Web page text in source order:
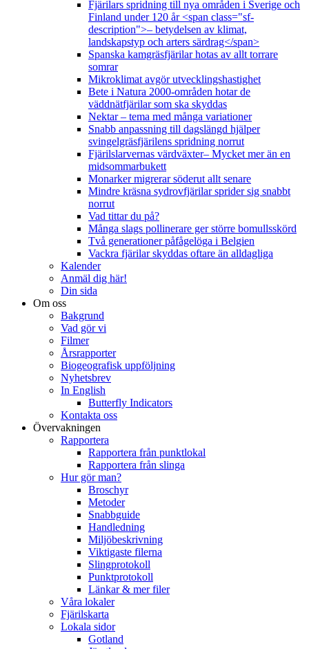
Fjärilars spridning till nya områden i Sverige och
Finland under 120 år <span class="sf-
description">– betydelsen av klimat,
landskapstyp och arters särdrag</span>
Spanska kamgräsfjärilar hotas av allt torrare
somrar
Mikroklimat avgör utvecklingshastighet
Bete i Natura 2000-områden hotar de
väddnätfjärilar som ska skyddas
Nektar – tema med många variationer
Snabb anpassning till dagslängd hjälper
svingelgräsfjärilens spridning norrut
Fjärilslarvernas värdväxter– Mycket mer än en
midsommarbukett
Monarker migrerar söderut allt senare
Mindre kräsna sydrovfjärilar sprider sig snabbt
norrut
Vad tittar du på?
Många slags pollinerare ger större bomullsskörd
Två generationer påfågelöga i Belgien
Vackra fjärilar skyddas oftare än alldagliga
Kalender
Anmäl dig här!
Din sida
Om oss
Bakgrund
Vad gör vi
Filmer
Årsrapporter
Biogeografisk uppföljning
Nyhetsbrev
In English
Butterfly Indicators
Kontakta oss
Övervakningen
Rapportera
Rapportera från punktlokal
Rapportera från slinga
Hur gör man?
Broschyr
Metoder
Snabbguide
Handledning
Miljöbeskrivning
Viktigaste filerna
Slingprotokoll
Punktprotokoll
Länkar & mer filer
Våra lokaler
Fjärilskarta
Lokala sidor
Gotland